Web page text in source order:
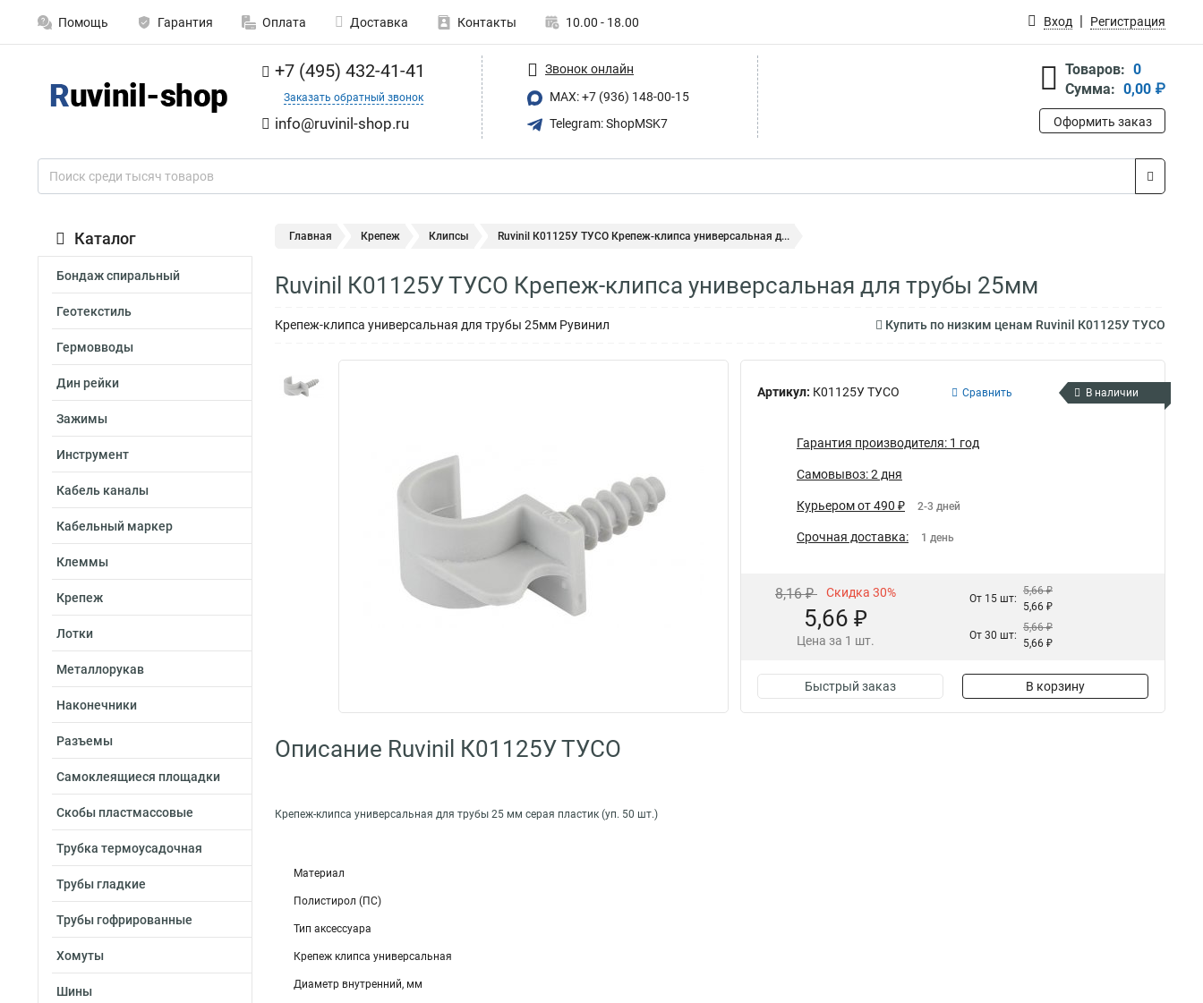
Помощь Гарантия Оплата Доставка Контакты 10.00 - 18.00 Вход Регистрация
+7 (495) 432-41-41
Заказать обратный звонок
info@ruvinil-shop.ru
Звонок онлайн
MAX: +7 (936) 148-00-15
Telegram: ShopMSK7
Товаров: 0
Сумма: 0,00 ₽
Оформить заказ
Каталог
Бондаж спиральный
Геотекстиль
Гермовводы
Дин рейки
Зажимы
Инструмент
Кабель каналы
Кабельный маркер
Клеммы
Крепеж
Лотки
Металлорукав
Наконечники
Разъемы
Самоклеящиеся площадки
Скобы пластмассовые
Трубка термоусадочная
Трубы гладкие
Трубы гофрированные
Хомуты
Шины
Главная Крепеж Клипсы Ruvinil К01125У ТУСО Крепеж-клипса универсальная д...
Ruvinil К01125У ТУСО Крепеж-клипса универсальная для трубы 25мм
Крепеж-клипса универсальная для трубы 25мм Рувинил Купить по низким ценам Ruvinil К01125У ТУСО
Артикул: К01125У ТУСО Сравнить В наличии
Гарантия производителя: 1 год
Самовывоз: 2 дня
Курьером от 490 ₽ 2-3 дней
Срочная доставка: 1 день
8,16 ₽ Скидка 30%
5,66 ₽
Цена за 1 шт.
От 15 шт:
5,66 ₽
5,66 ₽
От 30 шт:
5,66 ₽
5,66 ₽
Быстрый заказ В корзину
Описание Ruvinil К01125У ТУСО
Крепеж-клипса универсальная для трубы 25 мм серая пластик (уп. 50 шт.)
Материал
Полистирол (ПС)
Тип аксессуара
Крепеж клипса универсальная
Диаметр внутренний, мм